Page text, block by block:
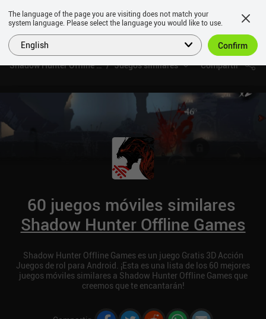
Shadow Hunter Offline GamesJuegos similares Compartir
60 juegos móviles similares
Shadow Hunter Offline Games
Shadow Hunter Offline Games es un juego Gratis 3D Acción
Juegos de rol para Android. ¡Esta es una lista de los 60 mejores
juegos móviles similares a Shadow Hunter Offline Games que
creemos que te encantarán!
The language of the page you are visiting does not match your
system language. Please select the language you would like to use.
English Confirm